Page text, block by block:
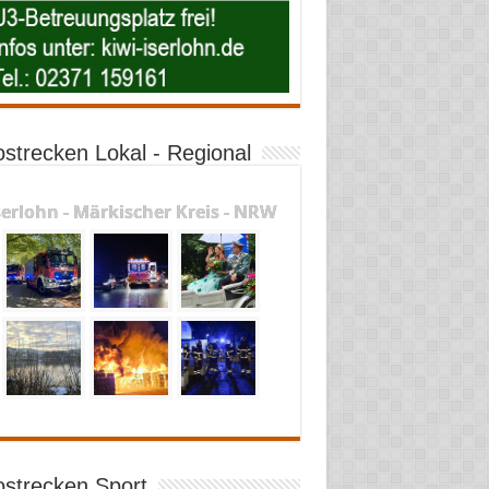
Lokal - Regional
- Märkischer Kreis - NRW